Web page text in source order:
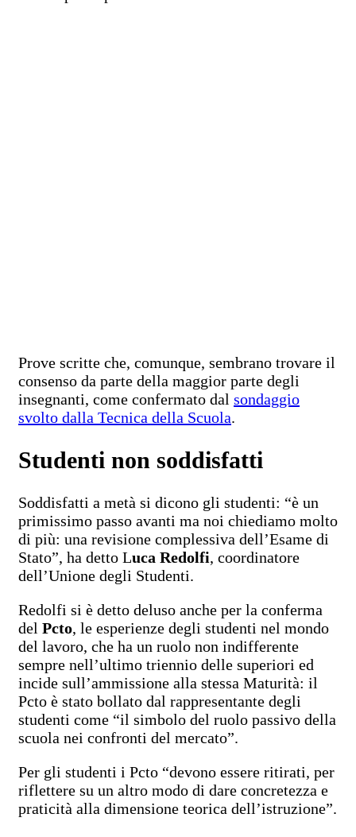
Prove scritte che, comunque, sembrano trovare il
consenso da parte della maggior parte degli
insegnanti, come confermato dal sondaggio
svolto dalla Tecnica della Scuola.
Studenti non soddisfatti
Soddisfatti a metà si dicono gli studenti: “è un
primissimo passo avanti ma noi chiediamo molto
di più: una revisione complessiva dell’Esame di
Stato”, ha detto Luca Redolfi, coordinatore
dell’Unione degli Studenti.
Redolfi si è detto deluso anche per la conferma
del Pcto, le esperienze degli studenti nel mondo
del lavoro, che ha un ruolo non indifferente
sempre nell’ultimo triennio delle superiori ed
incide sull’ammissione alla stessa Maturità: il
Pcto è stato bollato dal rappresentante degli
studenti come “il simbolo del ruolo passivo della
scuola nei confronti del mercato”.
Per gli studenti i Pcto “devono essere ritirati, per
riflettere su un altro modo di dare concretezza e
praticità alla dimensione teorica dell’istruzione”.